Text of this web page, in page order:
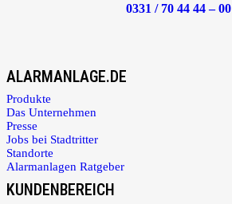
0331 / 70 44 44 – 00
ALARMANLAGE.DE
Produkte
Das Unternehmen
Presse
Jobs bei Stadtritter
Standorte
Alarmanlagen Ratgeber
KUNDENBEREICH